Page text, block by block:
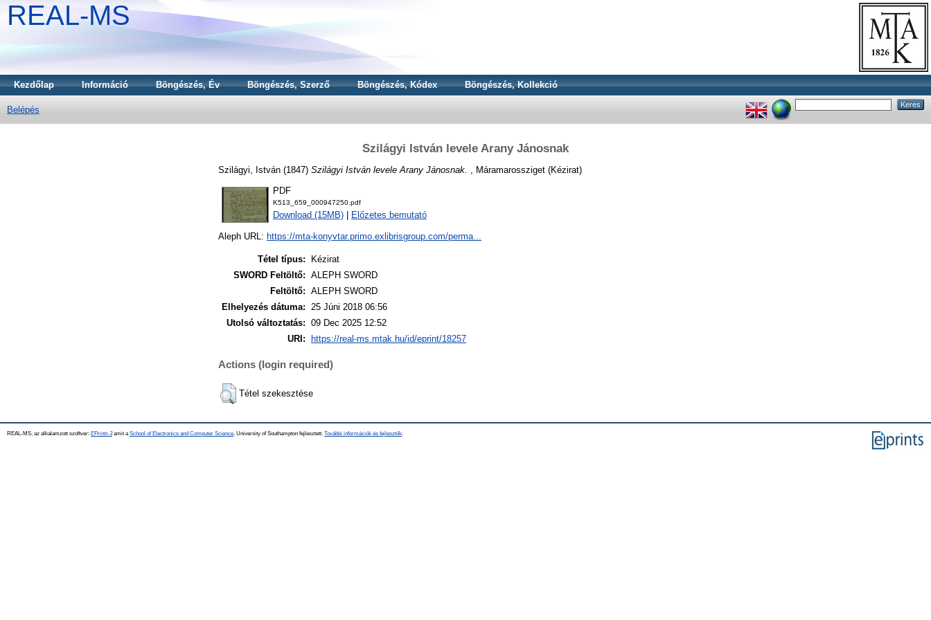
REAL-MS
Kezdőlap Információ Böngészés, Év Böngészés, Szerző Böngészés, Kódex Böngészés, Kollekció
Belépés
Szilágyi István levele Arany Jánosnak
Szilágyi, István (1847) Szilágyi István levele Arany Jánosnak. , Máramarossziget (Kézirat)
PDF
K513_659_000947250.pdf
Download (15MB) Előzetes bemutató
Aleph URL: https://mta-konyvtar.primo.exlibrisgroup.com/perma...
Tétel típus:
Kézirat
SWORD Feltöltő: ALEPH SWORD
Feltöltő: ALEPH SWORD
Elhelyezés dátuma: 25 Júni 2018 06:56
Utolsó változtatás: 09 Dec 2025 12:52
URI:
https://real-ms.mtak.hu/id/eprint/18257
Actions (login required)
Tétel szekesztése
REAL-MS, az alkalamzott szoftver: EPrints 3amit a School of Electronics and Computer Science , University of Southampton fejlesztett. További információk és fejlesztők